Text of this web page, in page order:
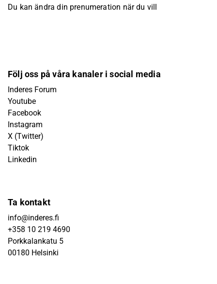
Du kan ändra din prenumeration när du vill
Följ oss på våra kanaler i social media
Inderes Forum
Youtube
Facebook
Instagram
X (Twitter)
Tiktok
Linkedin
Ta kontakt
info@inderes.fi
+358 10 219 4690
Porkkalankatu 5
00180 Helsinki